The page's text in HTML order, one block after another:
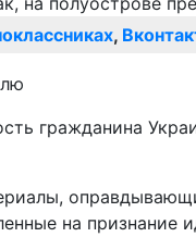
,
гражданина
на признание